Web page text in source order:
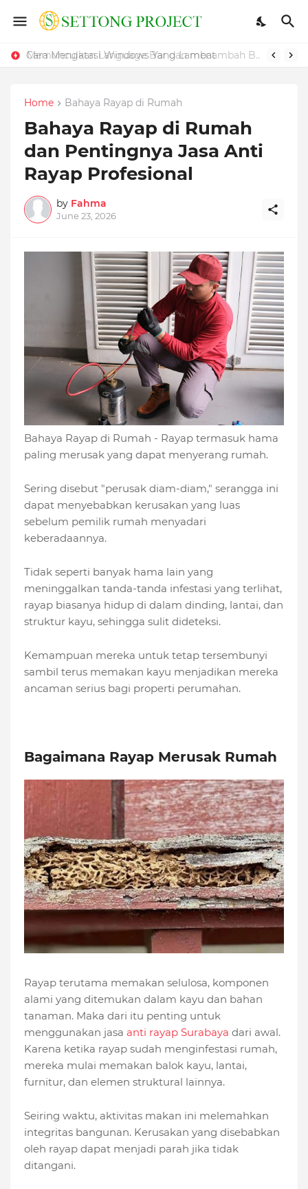
Cara Mengatasi Windows Yang Lambat
Home Bahaya Rayap di Rumah
Bahaya Rayap di Rumah
dan Pentingnya Jasa Anti
Rayap Profesional
by Fahma
June 23, 2026
Bahaya Rayap di Rumah - Rayap termasuk hama
paling merusak yang dapat menyerang rumah.
Sering disebut "perusak diam-diam," serangga ini
dapat menyebabkan kerusakan yang luas
sebelum pemilik rumah menyadari
keberadaannya.
Tidak seperti banyak hama lain yang
meninggalkan tanda-tanda infestasi yang terlihat,
rayap biasanya hidup di dalam dinding, lantai, dan
struktur kayu, sehingga sulit dideteksi.
Kemampuan mereka untuk tetap tersembunyi
sambil terus memakan kayu menjadikan mereka
ancaman serius bagi properti perumahan.
Bagaimana Rayap Merusak Rumah
Rayap terutama memakan selulosa, komponen
alami yang ditemukan dalam kayu dan bahan
tanaman. Maka dari itu penting untuk
menggunakan jasa anti rayap Surabaya dari awal.
Karena ketika rayap sudah menginfestasi rumah,
mereka mulai memakan balok kayu, lantai,
furnitur, dan elemen struktural lainnya.
Seiring waktu, aktivitas makan ini melemahkan
integritas bangunan. Kerusakan yang disebabkan
oleh rayap dapat menjadi parah jika tidak
ditangani.